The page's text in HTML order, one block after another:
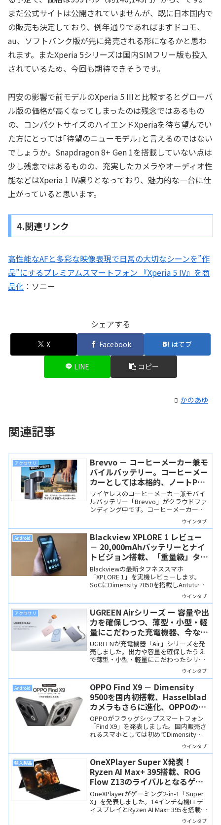
まだ公式サイトは公開されていませんが、既に日本国内で
の販売も決定しており、例年通りであればまずドコモ、
au、ソフトバンク版が先に発売される形になるかと思わ
れます。またXperia 5シリーズは国内SIMフリー版も投入
されているため、今回も期待できそうです。
円安の影響で前モデルのXperia 5 IIIと比較するとグローバ
ル版の価格が高くなってしまったのは残念ではあるもの
の、コンパクトサイズのハイエンドXperiaを待ち望んでい
た方にとっては｢待望のニューモデル｣と言えるのではない
でしょうか。Snapdragon 8+ Gen 1を搭載していない点は
少し残念ではあるものの、充実したカメラやオーディオ性
能などはXperia 1 IV譲りとなっており、魅力的な一台に仕
上がっていると思います。
4.関連リンク
高性能なAFと多彩な映像表現で日常の大切なシーンを”作
品”にするプレミアムスマートフォン 『Xperia 5 IV』を商
品化 ：ソニー
シェアする
X Facebook はてブ
LINE コピー
かのあゆ
関連記事
アクセサリ
Brevvo － コーヒーメーカー兼モ
バイルバッテリー。コーヒーメー
カーとしては本格的、ノートPC
の充電も可能
ワイヤレスのコーヒーメーカー兼モバイ
ルバッテリー「Brevvo」がクラウドファ
ンディング中です。コーヒーメーカーと
しては本格的で、モバイルバッテリーと
してはノートPCの充電も可能。ツッコミ
どころはありますけど、皆さんこういう
の好きですよね？
ウインタブ
Android
Blackview XPLORE 1 レビュー
－ 20,000mAhバッテリーとナイ
トビジョン搭載、「重量級」タフ
ネス5Gスマホ
Blackviewの最新タフネススマホ
「XPLORE 1」を実機レビューします。
SoCにDimensity 7050を搭載しAntutu約
59万点、20,000mAh超大容量バッテリ
ー、ナイトビジョンカメラや背面サブデ
ィスプレイなどアウトドア機能満載の5G
スマホです。
ウインタブ
アクセサリ
UGREEN Airシリーズ ー 容量や出
力を確保しつつ、薄型・小型・軽
量にこだわった充電機器、今なら
28%OFF！
UGREENが充電機器「Air」シリーズを発
売しました。出力や容量を確保したうえ
で薄型・小型・軽量にこだわったシリー
ズです。出張や旅行で便利な急速充電器
と「ちょい足し」によさそうなモバイル
バッテリーがラインナップ。
ウインタブ
Android
OPPO Find X9 － Dimensity
9500を国内初搭載、Hasselblad
カメラもさらに進化、OPPOのフ
ラッグシップスマホ
OPPOがフラッグシップスマートフォン
「Find X9」を発表しました。国内販売さ
れるスマホとしては初めてDimensity
9500を搭載し、Hasselbladカメラも健
在、デザインはFind X8よりも「普通っぽ
く」なりました。
ウインタブ
輸入製品
OneXPlayer Super X発表！
Ryzen AI Max+ 395搭載、ROG
Flow Z13のライバルとなるゲー
ミング2-in-1
OneXPlayerがゲーミング2-in-1「Super
X」を発表しました。14インチ有機ELデ
ィスプレイとRyzen AI Max+ 395を搭載、
ROG Flow Z13のライバルとなる高性能モ
ウインタブ